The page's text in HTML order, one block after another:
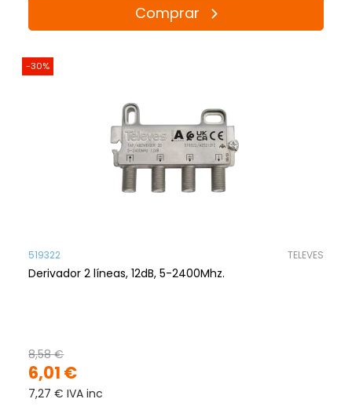
Comprar
-30%
519322 TELEVES
Derivador 2 líneas, 12dB, 5-2400Mhz.
6,01 €
8,58 €
7,27 € IVA inc